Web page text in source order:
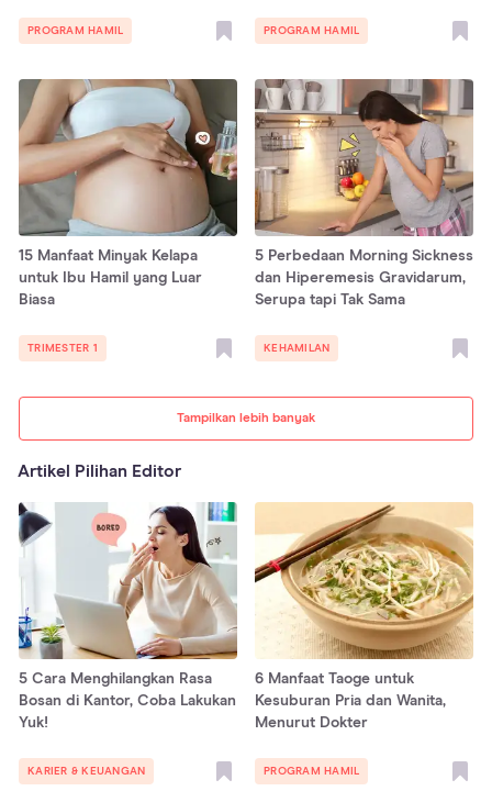
Tampilkan lebih banyak
PROGRAM HAMIL PROGRAM HAMIL
15 Manfaat Minyak Kelapa
untuk Ibu Hamil yang Luar
Biasa
TRIMESTER 1
5 Perbedaan Morning Sickness
dan Hiperemesis Gravidarum,
Serupa tapi Tak Sama
KEHAMILAN
Artikel Pilihan Editor
5 Cara Menghilangkan Rasa
Bosan di Kantor, Coba Lakukan
Yuk!
KARIER & KEUANGAN
6 Manfaat Taoge untuk
Kesuburan Pria dan Wanita,
Menurut Dokter
PROGRAM HAMIL